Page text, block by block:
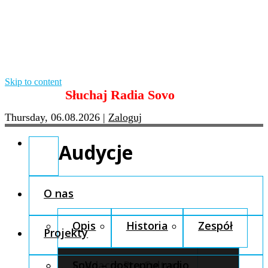
Skip to content
Słuchaj Radia Sovo
Thursday, 06.08.2026 | Zaloguj
O nas
Opis Historia Zespół
Fundacja Pro Cultura
Projekty
SoVo – dostępne radio
Audycje